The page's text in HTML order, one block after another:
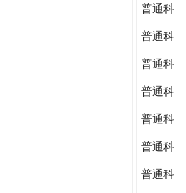
普通科
普通科
普通科
普通科
普通科
普通科
普通科